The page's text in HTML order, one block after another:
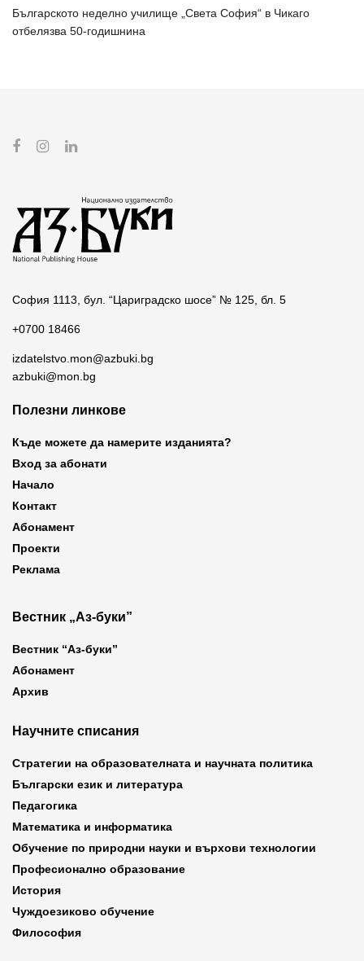
Българското неделно училище „Света София“ в Чикаго
отбелязва 50-годишнина
София 1113, бул. “Цариградско шосе” № 125, бл. 5
+0700 18466
izdatelstvo.mon@azbuki.bg
azbuki@mon.bg
Полезни линкове
Къде можете да намерите изданията?
Вход за абонати
Начало
Контакт
Абонамент
Проекти
Реклама
Вестник „Аз-буки”
Вестник “Аз-буки”
Абонамент
Архив
Научните списания
Стратегии на образователната и научната политика
Български език и литература
Педагогика
Математика и информатика
Обучение по природни науки и върхови технологии
Професионално образование
История
Чуждоезиково обучение
Философия